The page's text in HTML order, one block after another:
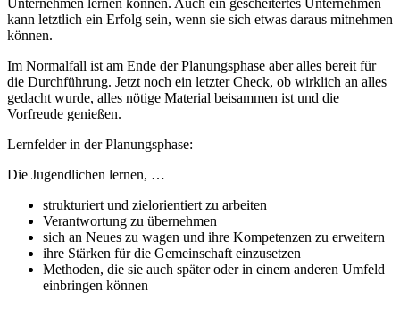
kann letztlich ein Erfolg sein, wenn sie sich etwas daraus mitnehmen
können.
Im Normalfall ist am Ende der Planungsphase aber alles bereit für
die Durchführung. Jetzt noch ein letzter Check, ob wirklich an alles
gedacht wurde, alles nötige Material beisammen ist und die
Vorfreude genießen.
Lernfelder in der Planungsphase:
Die Jugendlichen lernen, …
strukturiert und zielorientiert zu arbeiten
Verantwortung zu übernehmen
sich an Neues zu wagen und ihre Kompetenzen zu erweitern
ihre Stärken für die Gemeinschaft einzusetzen
Methoden, die sie auch später oder in einem anderen Umfeld
einbringen können